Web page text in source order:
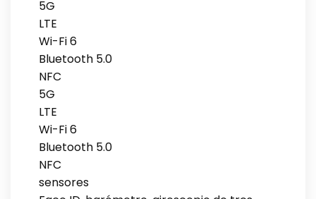
5G
LTE
Wi-Fi 6
Bluetooth 5.0
NFC
5G
LTE
Wi-Fi 6
Bluetooth 5.0
NFC
sensores